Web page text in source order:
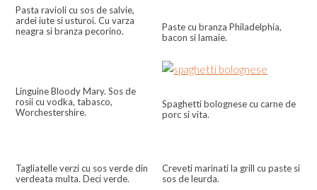
Pasta ravioli cu sos de salvie,
ardei iute si usturoi. Cu varza
neagra si branza pecorino.
Paste cu branza Philadelphia,
bacon si lamaie.
Linguine Bloody Mary. Sos de
rosii cu vodka, tabasco,
Worchestershire.
Spaghetti bolognese cu carne de
porc si vita.
Tagliatelle verzi cu sos verde din
verdeata multa. Deci verde.
Creveti marinati la grill cu paste si
sos de leurda.